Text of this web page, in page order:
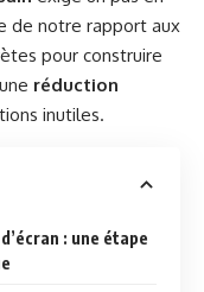
de notre rapport aux
pour construire
réduction
inutiles.
: une étape